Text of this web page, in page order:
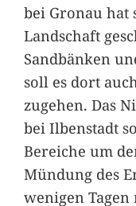
bei Gronau hat
Landschaft
Sandbänken
soll es dort
zugehen. Das
bei Ilbenstadt
Bereiche um
Mündung des
wenigen